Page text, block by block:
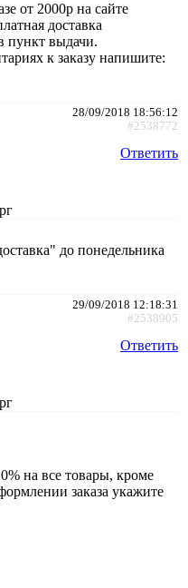
от 2000р на сайте
доставка
пункт выдачи.
к заказу напишите:
28/09/2018 18:56:12
#2538772
Ответить
до понедельника
29/09/2018 12:18:31
#2538905
Ответить
на все товары, кроме
заказа укажите